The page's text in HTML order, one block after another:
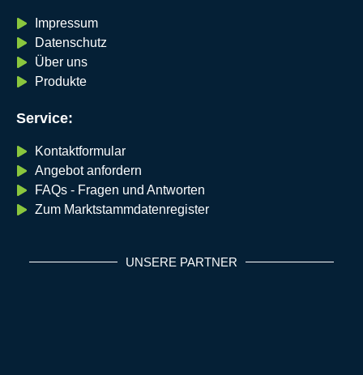
Impressum
Datenschutz
Über uns
Produkte
Service:
Kontaktformular
Angebot anfordern
FAQs - Fragen und Antworten
Zum Marktstammdatenregister
UNSERE PARTNER